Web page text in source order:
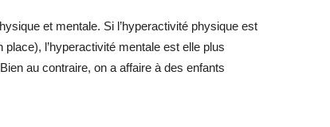
et mentale. Si l’hyperactivité physique est
l’hyperactivité mentale est elle plus
au contraire, on a affaire à des enfants